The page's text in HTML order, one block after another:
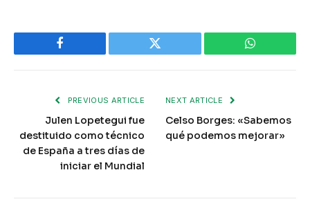
Facebook Twitter WhatsApp
PREVIOUS ARTICLE
Julen Lopetegui fue
destituido como técnico
de España a tres días de
iniciar el Mundial
NEXT ARTICLE
Celso Borges: «Sabemos
qué podemos mejorar»